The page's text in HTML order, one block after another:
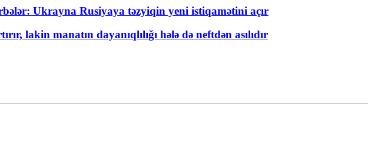
Ukrayna Rusiyaya təzyiqin yeni istiqamətini açır
lakin manatın dayanıqlılığı hələ də neftdən asılıdır